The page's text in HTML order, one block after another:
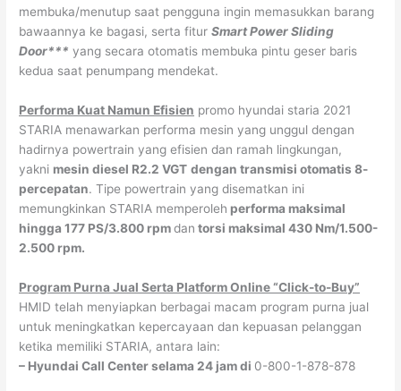
membuka/menutup saat pengguna ingin memasukkan barang
bawaannya ke bagasi, serta fiturSmart Power Sliding
Door*** yang secara otomatis membuka pintu geser baris
kedua saat penumpang mendekat.
Performa Kuat Namun Efisien promo hyundai staria 2021
STARIA menawarkan performa mesin yang unggul dengan
hadirnya powertrain yang efisien dan ramah lingkungan,
yakni mesin diesel R2.2 VGT dengan transmisi otomatis 8-
percepatan. Tipe powertrain yang disematkan ini
memungkinkan STARIA memperoleh performa maksimal
hingga 177 PS/3.800 rpmdan torsi maksimal 430 Nm/1.500-
2.500 rpm.
Program Purna Jual Serta Platform Online “Click-to-Buy”
HMID telah menyiapkan berbagai macam program purna jual
untuk meningkatkan kepercayaan dan kepuasan pelanggan
ketika memiliki STARIA, antara lain:
– Hyundai Call Center selama 24 jam di 0-800-1-878-878